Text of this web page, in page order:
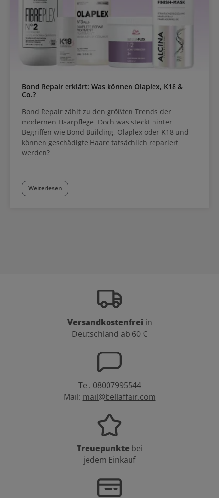
Bond Repair erklärt: Was können Olaplex, K18 &
Co.?
Bond Repair zählt zu den größten Trends der
modernen Haarpflege. Doch was steckt hinter
Begriffen wie Bond Building, Olaplex oder K18 und
können geschädigte Haare tatsächlich repariert
werden?
Weiterlesen
Versandkostenfrei in
Deutschland ab 60 €
Tel. 08007995544
Mail: mail@bellaffair.com
Treuepunkte bei
jedem Einkauf